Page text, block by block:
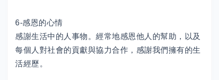
6-感恩的心情
感謝生活中的人事物。經常地感恩他人的幫助，以及
每個人對社會的貢獻與協力合作，感謝我們擁有的生
活經歷。